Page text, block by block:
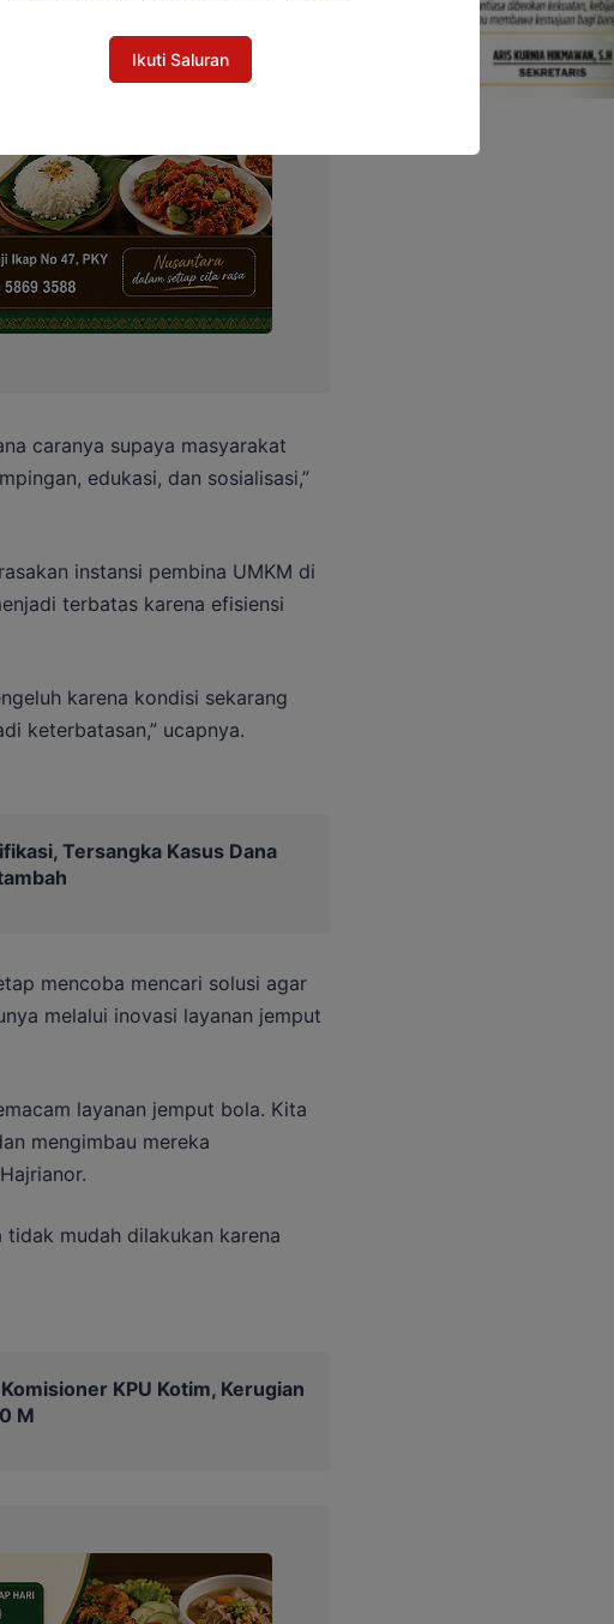
caranya supaya masyarakat
edukasi, dan sosialisasi,”
instansi pembina UMKM di
terbatas karena efisiensi
karena kondisi sekarang
keterbatasan,” ucapnya.
Tersangka Kasus Dana
mencoba mencari solusi agar
melalui inovasi layanan jemput
layanan jemput bola. Kita
mengimbau mereka
mudah dilakukan karena
KPU Kotim, Kerugian
M
Ikuti Saluran